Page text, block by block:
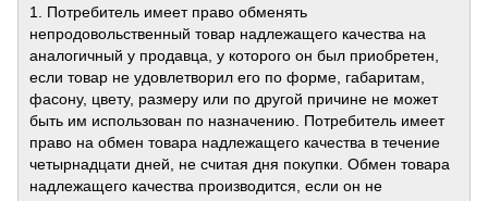
1. Потребитель имеет право обменять
непродовольственный товар надлежащего качества на
аналогичный у продавца, у которого он был приобретен,
если товар не удовлетворил его по форме, габаритам,
фасону, цвету, размеру или по другой причине не может
быть им использован по назначению. Потребитель имеет
право на обмен товара надлежащего качества в течение
четырнадцати дней, не считая дня покупки. Обмен товара
надлежащего качества производится, если он не